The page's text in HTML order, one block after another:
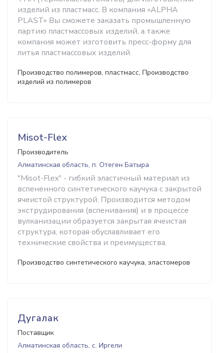
изделий из пластмасс. В компания «ALPHA
PLAST» Вы сможете заказать промышленную
партию пластмассовых изделий, а также
компания может изготовить пресс-форму для
литья пластмассовых изделий.
Производство полимеров, пластмасс, Производство
изделий из полимеров
Misot-Flex
Производитель
Алматинская область, п. Отеген Батыра
"Misot-Flex" - гибкий эластичный материал из
вспененного синтетического каучука с закрытой
ячеистой структурой. Производится методом
экструдирования (вспенивания) и в процессе
вулканизации образуется закрытая ячеистая
структура, которая обуславливает его
технические свойства и преимущества.
Производство синтетического каучука, эластомеров
Дугалак
Поставщик
Алматинская область, с. Иргели